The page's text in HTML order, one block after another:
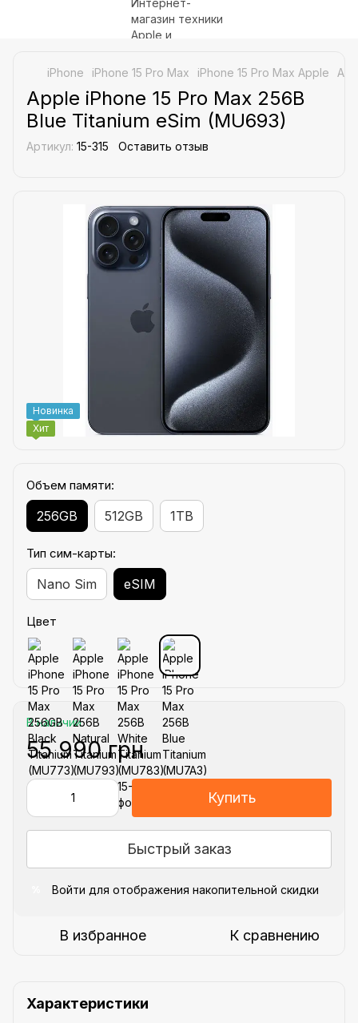
iPhone iPhone 15 Pro Max iPhone 15 Pro Max Apple
Apple iPhone 15 Pro Max 256B
Blue Titanium eSim (MU693)
Артикул: 15-315 Оставить отзыв
Новинка
Хит
Объем памяти:
256GB 512GB 1TB
Тип сим-карты:
Nano Sim eSIM
Цвет
В наличии
55 990 грн
Купить
Быстрый заказ
Войти для отображения накопительной скидки
В избранное К сравнению
Характеристики